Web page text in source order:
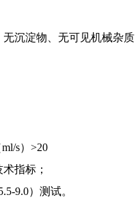
沉淀物、无可见机械杂质
s）>20
指标；
9.0）测试。